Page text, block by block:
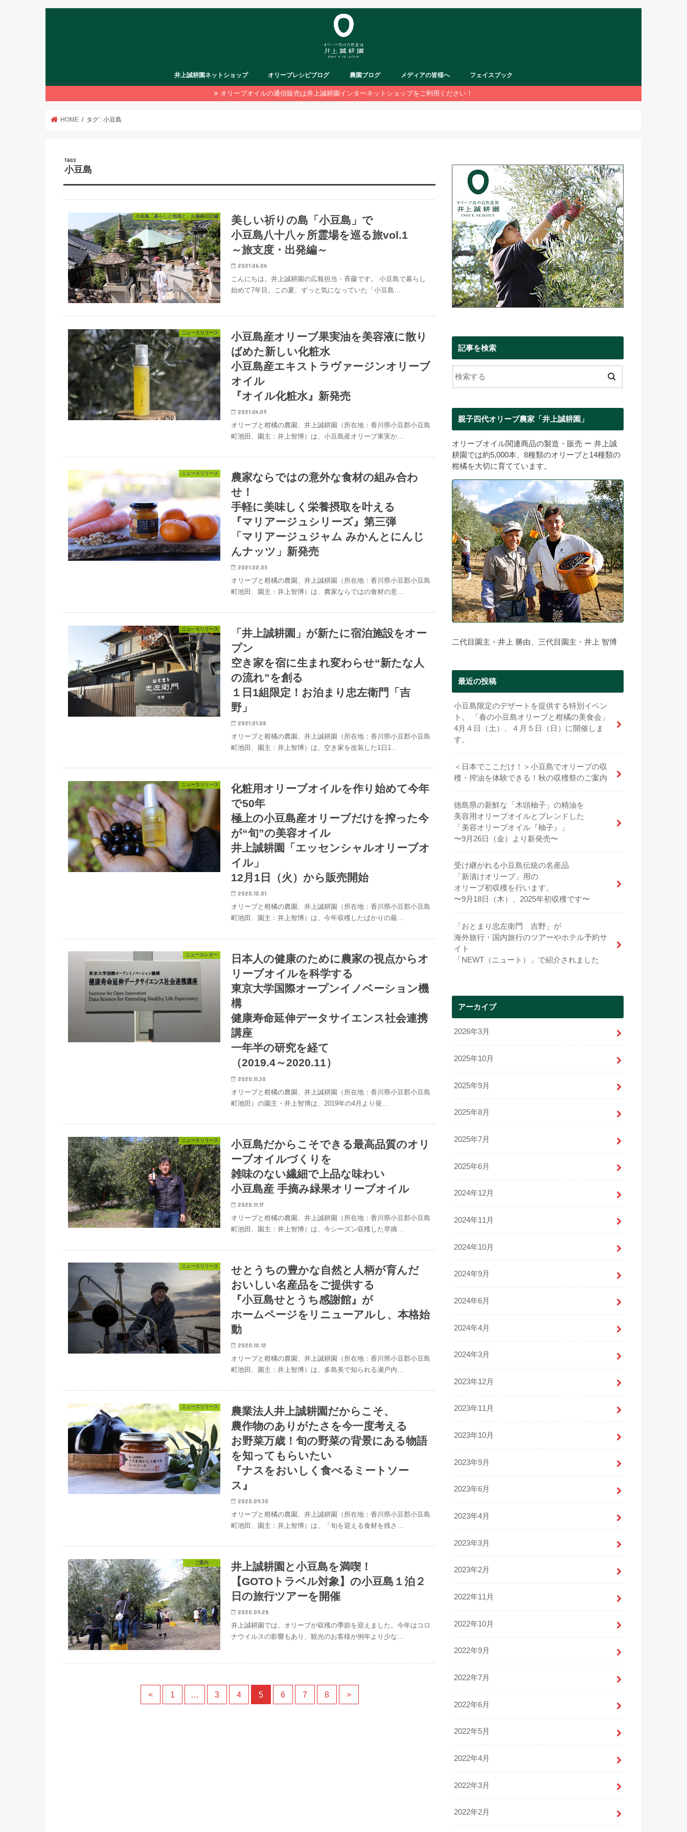
井上誠耕園ネットショップ オリーブレシピブログ 農園ブログ メディアの皆様へ フェイスブック
オリーブオイルの通信販売は井上誠耕園インターネットショップをご利用ください！
HOME タグ : 小豆島
小豆島
小豆島「暮らしと地域と」お遍路日記編
美しい祈りの島「小豆島」で
小豆島八十八ヶ所霊場を巡る旅vol.1
～旅支度・出発編～
2021.06.06
こんにちは。井上誠耕園の広報担当・斉藤です。 小豆島で暮らし
始めて7年目。この夏、ずっと気になっていた「小豆島…
ニュースリリース
小豆島産オリーブ果実油を美容液に散り
ばめた新しい化粧水
小豆島産エキストラヴァージンオリーブ
オイル
『オイル化粧水』新発売
2021.04.09
オリーブと柑橘の農園、井上誠耕園（所在地：香川県小豆郡小豆島
町池田、園主：井上智博）は、小豆島産オリーブ果実か…
ニュースリリース
農家ならではの意外な食材の組み合わ
せ！
手軽に美味しく栄養摂取を叶える
『マリアージュシリーズ』第三弾
「マリアージュジャム みかんとにんじ
んナッツ」新発売
2021.02.05
オリーブと柑橘の農園、井上誠耕園（所在地：香川県小豆郡小豆島
町池田、園主：井上智博）は、農家ならではの食材の意…
ニュースリリース
「井上誠耕園」が新たに宿泊施設をオー
プン
空き家を宿に生まれ変わらせ“新たな人
の流れ”を創る
１日1組限定！お泊まり忠左衛門「吉
野」
2021.01.08
オリーブと柑橘の農園、井上誠耕園（所在地：香川県小豆郡小豆島
町池田、園主：井上智博）は、空き家を改装した1日1…
ニュースリリース
化粧用オリーブオイルを作り始めて今年
で50年
極上の小豆島産オリーブだけを搾った今
が“旬”の美容オイル
井上誠耕園「エッセンシャルオリーブオ
イル」
12月1日（火）から販売開始
2020.12.01
オリーブと柑橘の農園、井上誠耕園（所在地：香川県小豆郡小豆島
町池田、園主：井上智博）は、今年収穫したばかりの最…
ニュースレター
日本人の健康のために農家の視点からオ
リーブオイルを科学する
東京大学国際オープンイノベーション機
構
健康寿命延伸データサイエンス社会連携
講座
一年半の研究を経て
（2019.4～2020.11）
2020.11.30
オリーブと柑橘の農園、井上誠耕園（所在地：香川県小豆郡小豆島
町池田）の園主・井上智博は、2019年の4月より発…
ニュースリリース
小豆島だからこそできる最高品質のオリ
ーブオイルづくりを
雑味のない繊細で上品な味わい
小豆島産 手摘み緑果オリーブオイル
2020.11.17
オリーブと柑橘の農園、井上誠耕園（所在地：香川県小豆郡小豆島
町池田、園主：井上智博）は、今シーズン収穫した早摘…
ニュースリリース
せとうちの豊かな自然と人柄が育んだ
おいしい名産品をご提供する
『小豆島せとうち感謝館』が
ホームページをリニューアルし、本格始
動
2020.10.12
オリーブと柑橘の農園、井上誠耕園（所在地：香川県小豆郡小豆島
町池田、園主：井上智博）は、多島美で知られる瀬戸内…
ニュースリリース
農業法人井上誠耕園だからこそ、
農作物のありがたさを今一度考える
お野菜万歳！旬の野菜の背景にある物語
を知ってもらいたい
『ナスをおいしく食べるミートソー
ス』
2020.09.30
オリーブと柑橘の農園、井上誠耕園（所在地：香川県小豆郡小豆島
町池田、園主：井上智博）は、「旬を迎える食材を残さ…
ご案内
井上誠耕園と小豆島を満喫！
【GOTOトラベル対象】の小豆島１泊２
日の旅行ツアーを開催
2020.09.28
井上誠耕園では、オリーブが収穫の季節を迎えました。今年はコロ
ナウイルスの影響もあり、観光のお客様が例年より少な…
< 1 … 3 4 5 6 7 8 >
記事を検索
親子四代オリーブ農家「井上誠耕園」
オリーブオイル関連商品の製造・販売 ー 井上誠
耕園では約5,000本、8種類のオリーブと14種類の
柑橘を大切に育てています。
二代目園主・井上 勝由、三代目園主・井上 智博
最近の投稿
小豆島限定のデザートを提供する特別イベン
ト。 「春の小豆島オリーブと柑橘の美食会」
4月４日（土）、４月５日（日）に開催しま
す。
＜日本でここだけ！＞小豆島でオリーブの収
穫・搾油を体験できる！秋の収穫祭のご案内
徳島県の新鮮な「木頭柚子」の精油を
美容用オリーブオイルとブレンドした
「美容オリーブオイル『柚子』」
〜9月26日（金）より新発売〜
受け継がれる小豆島伝統の名産品
「新漬けオリーブ」用の
オリーブ初収穫を行います。
〜9月18日（木）、2025年初収穫です〜
「おとまり忠左衛門 吉野」が
海外旅行・国内旅行のツアーやホテル予約サ
イト
「NEWT（ニュート）」で紹介されました
アーカイブ
2026年3月
2025年10月
2025年9月
2025年8月
2025年7月
2025年6月
2024年12月
2024年11月
2024年10月
2024年9月
2024年6月
2024年4月
2024年3月
2023年12月
2023年11月
2023年10月
2023年9月
2023年6月
2023年4月
2023年3月
2023年2月
2022年11月
2022年10月
2022年9月
2022年7月
2022年6月
2022年5月
2022年4月
2022年3月
2022年2月